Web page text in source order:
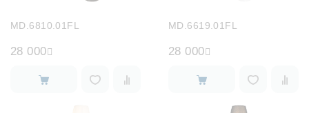
MD.6810.01FL
28 000
MD.6619.01FL
28 000